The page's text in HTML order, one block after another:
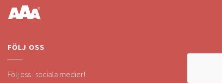
FÖLJ OSS
Följ oss i sociala medier!